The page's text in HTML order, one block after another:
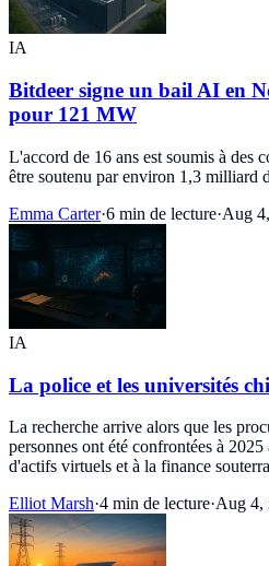
IA
Bitdeer signe un bail AI en
pour 121 MW
L'accord de 16 ans est soumis à des
être soutenu par environ 1,3 milliard
Emma Carter·6 min de lecture·Aug
IA
La police et les universités
La recherche arrive alors que les
personnes ont été confrontées à
d'actifs virtuels et à la finance
Elliot Marsh·4 min de lecture·Aug 4,